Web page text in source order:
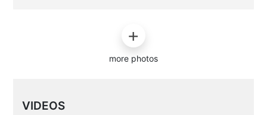
more photos
VIDEOS